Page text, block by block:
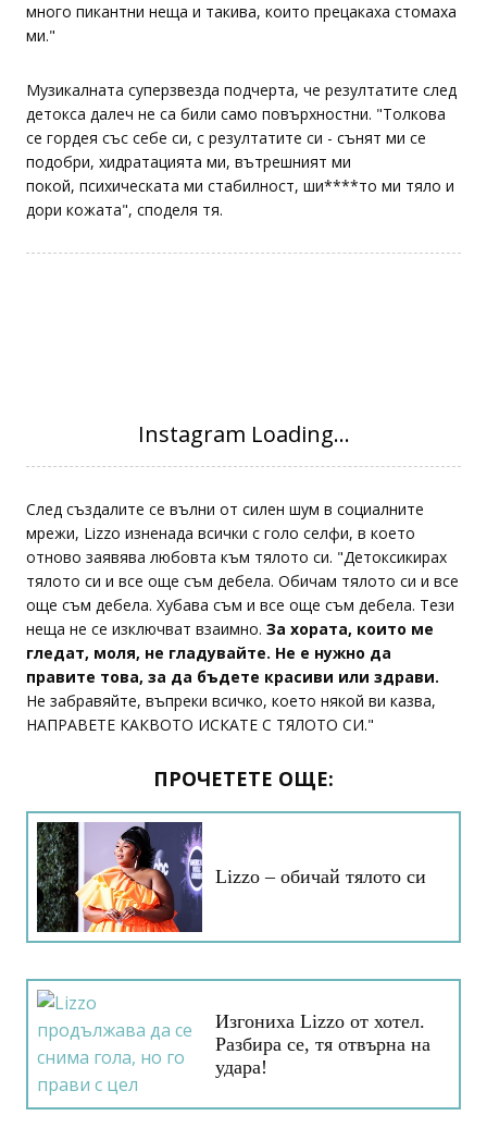
много пикантни неща и такива, които прецакаха стомаха
ми."
Музикалната суперзвезда подчерта, че резултатите след
детокса далеч не са били само повърхностни. "Толкова
се гордея със себе си, с резултатите си - сънят ми се
подобри, хидратацията ми, вътрешният ми
покой, психическата ми стабилност, ши****то ми тяло и
дори кожата", споделя тя.
След създалите се вълни от силен шум в социалните
мрежи, Lizzo изненада всички с голо селфи, в което
отново заявява любовта към тялото си. "Детоксикирах
тялото си и все още съм дебела. Обичам тялото си и все
още съм дебела. Хубава съм и все още съм дебела. Тези
неща не се изключват взаимно. За хората, които ме
гледат, моля, не гладувайте. Не е нужно да
правите това, за да бъдете красиви или здрави.
Не забравяйте, въпреки всичко, което някой ви казва,
НАПРАВЕТЕ КАКВОТО ИСКАТЕ С ТЯЛОТО СИ."
ПРОЧЕТЕТЕ ОЩЕ:
Lizzo – обичай тялото си
Изгониха Lizzo от хотел.
Разбира се, тя отвърна на
удара!